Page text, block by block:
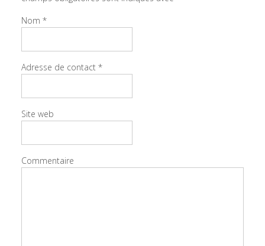
Nom *
Adresse de contact *
Site web
Commentaire